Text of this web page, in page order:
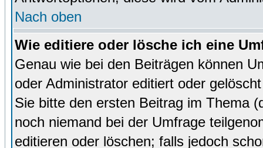
Nach oben
Wie editiere oder lösche ich eine
Genau wie bei den Beiträgen können
oder Administrator editiert oder
Sie bitte den ersten Beitrag im Thema
noch niemand bei der Umfrage
editieren oder löschen; falls jedoch